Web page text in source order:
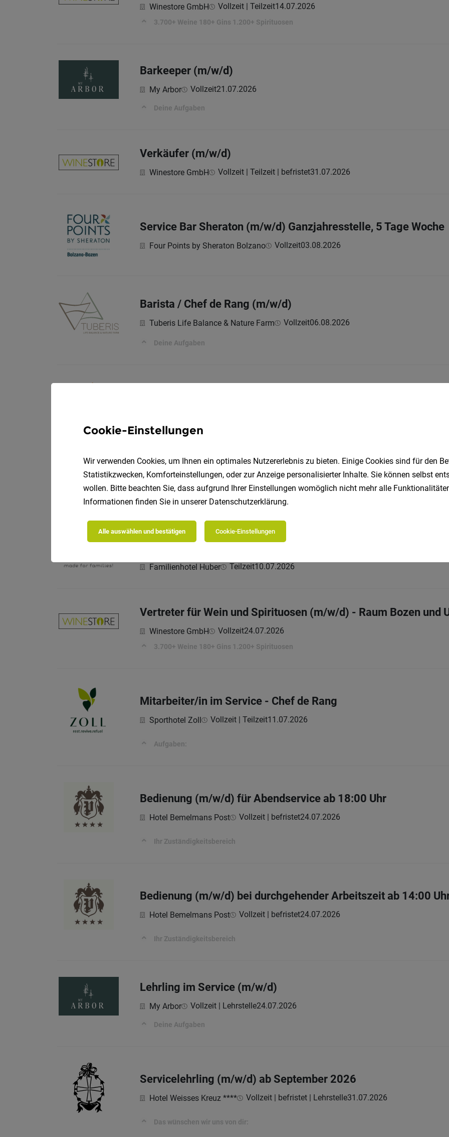
Winestore GmbH Vollzeit | Teilzeit14.07.2026
3.700+ Weine 180+ Gins 1.200+ Spirituosen
Barkeeper (m/w/d)
My Arbor Vollzeit21.07.2026
Deine Aufgaben
Verkäufer (m/w/d)
Winestore GmbH Vollzeit | Teilzeit | befristet31.07.2026
Service Bar Sheraton (m/w/d) Ganzjahresstelle, 5 Tage Woche
Four Points by Sheraton Bolzano Vollzeit03.08.2026
Barista / Chef de Rang (m/w/d)
Tuberis Life Balance & Nature Farm Vollzeit06.08.2026
Deine Aufgaben
Chef de Rang (m/w/d)
Familienhotel Huber Vollzeit07.08.2026
Über uns
Familienhotel Huber Teilzeit10.07.2026
Vertreter für Wein und Spirituosen (m/w/d) - Raum Bozen und
Winestore GmbH Vollzeit24.07.2026
3.700+ Weine 180+ Gins 1.200+ Spirituosen
Mitarbeiter/in im Service - Chef de Rang
Sporthotel Zoll Vollzeit | Teilzeit11.07.2026
Aufgaben:
Bedienung (m/w/d) für Abendservice ab 18:00 Uhr
Hotel Bemelmans Post Vollzeit | befristet24.07.2026
Ihr Zuständigkeitsbereich
Bedienung (m/w/d) bei durchgehender Arbeitszeit ab 14:00
Hotel Bemelmans Post Vollzeit | befristet24.07.2026
Ihr Zuständigkeitsbereich
Lehrling im Service (m/w/d)
My Arbor Vollzeit | Lehrstelle24.07.2026
Deine Aufgaben
Servicelehrling (m/w/d) ab September 2026
Hotel Weisses Kreuz **** Vollzeit | befristet | Lehrstelle31.07.2026
Das wünschen wir uns von dir:
Cookie-Einstellungen
Wir verwenden Cookies, um Ihnen ein optimales Nutzererlebnis zu bieten. Einige Cookies sind für den
Statistikzwecken, Komforteinstellungen, oder zur Anzeige personalisierter Inhalte. Sie können selbst
wollen. Bitte beachten Sie, dass aufgrund Ihrer Einstellungen womöglich nicht mehr alle
Informationen finden Sie in unserer Datenschutzerklärung.
Alle auswählen und bestätigen Cookie-Einstellungen